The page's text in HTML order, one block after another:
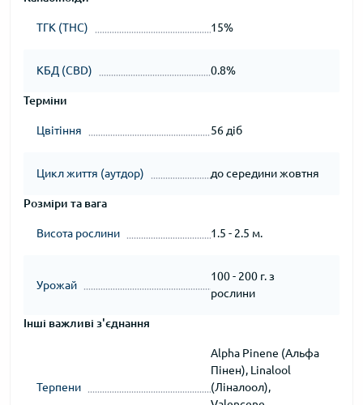
ТГК (THC) 15%
КБД (CBD) 0.8%
Терміни
Цвітіння 56 діб
Цикл життя (аутдор) до середини жовтня
Розміри та вага
Висота рослини 1.5 - 2.5 м.
Урожай
100 - 200 г. з
рослини
Інші важливі з'єднання
Терпени
Alpha Pinene (Альфа
Пінен), Linalool
(Ліналоол),